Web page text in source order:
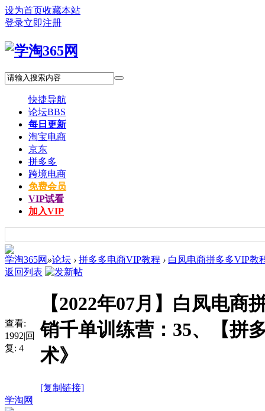
设为首页收藏本站
登录立即注册
快捷导航
论坛BBS
每日更新
淘宝电商
京东
拼多多
跨境电商
免费会员
VIP试看
加入VIP
学淘365网 »论坛 › 拼多多电商VIP教程 › 白凤电商拼多多VIP教
返回列表
查看:
1992|回
复: 4
【2022年07月】白凤电
销千单训练营：35、【拼
术》
[复制链接]
学淘网